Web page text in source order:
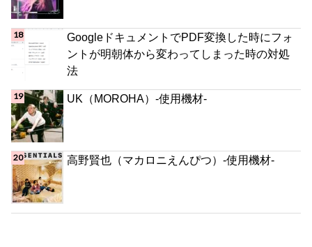
GoogleドキュメントでPDF変換した時にフォ
ントが明朝体から変わってしまった時の対処
法
UK（MOROHA）-使用機材-
高野賢也（マカロニえんぴつ）-使用機材-